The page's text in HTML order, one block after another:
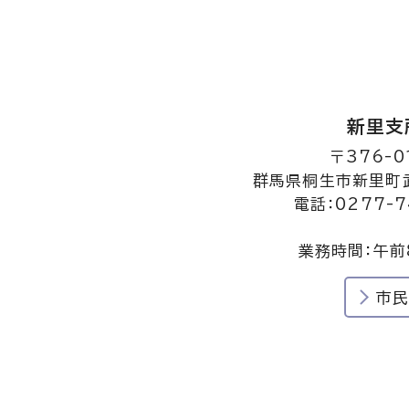
新里支
〒376-
群馬県桐生市新里
電話：0277-
業務時間：午
市